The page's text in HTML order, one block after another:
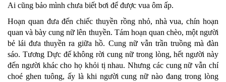
Ai cũng bảo mình chưa biết bơi để được vua ôm ấp.
Hoạn quan đưa đến chiếc thuyền rồng nhỏ, nhà vua, chín hoạn
quan và bày cung nữ lên thuyền. Tám hoạn quan chèo, một người
bẻ lái đưa thuyền ra giữa hồ. Cung nữ vẫn trần truồng mà đàn
sáo. Tương Dực đế không rời cung nữ trong lòng, hết người này
đến người khác cho họ khỏi tị nhau. Nhưng các cung nữ vẫn chí
choé ghen tuông, ấy là khi người cung nữ nào đang trong lòng